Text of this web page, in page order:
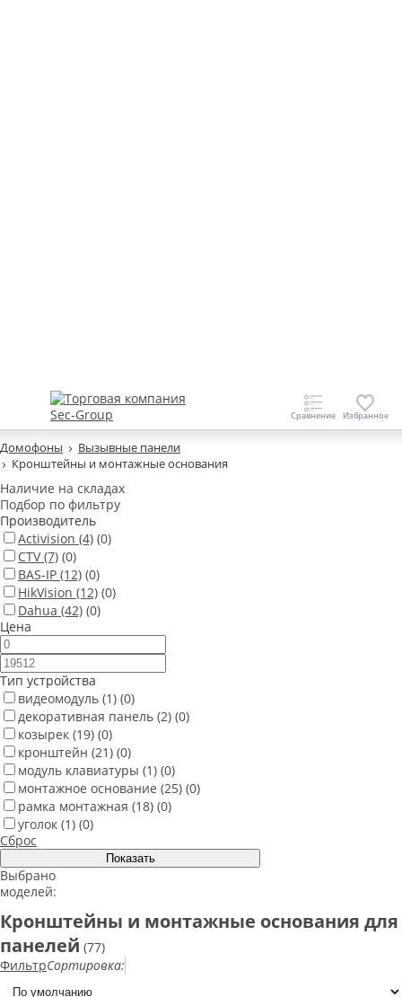
Домофоны
Вызывные панели
Кронштейны и монтажные основания
Наличие на складах
Подбор по фильтру
Производитель
Activision (4) (0)
CTV (7) (0)
BAS-IP (12) (0)
HikVision (12) (0)
Dahua (42) (0)
Цена
Тип устройства
видеомодуль (1) (0)
декоративная панель (2) (0)
козырек (19) (0)
кронштейн (21) (0)
модуль клавиатуры (1) (0)
монтажное основание (25) (0)
рамка монтажная (18) (0)
уголок (1) (0)
Сброс
Выбрано
моделей:
Кронштейны и монтажные основания для
панелей (77)
ФильтрСортировка: